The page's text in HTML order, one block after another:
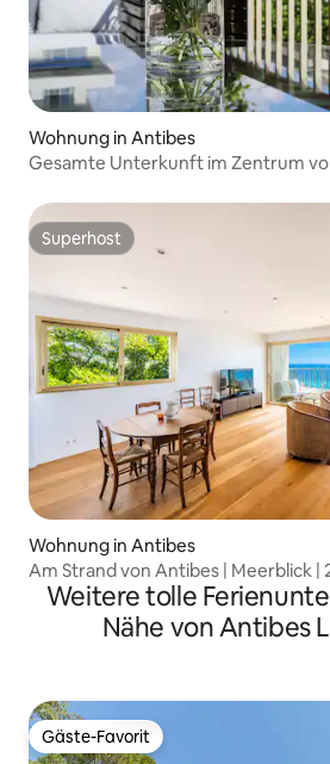
Wohnung in Antibes
Gesamte Unterkunft im Zentrum
Superhost
Superhost
Wohnung in Antibes
Am Strand von Antibes | Meerblick |
Weitere tolle
Nähe von Antibes
Gäste-Favorit
Gäste-Favorit